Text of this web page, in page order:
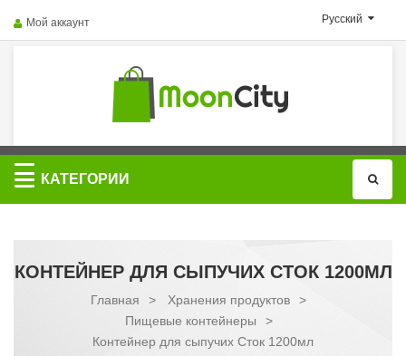
Русский
Мой аккаунт
Категории
КАТЕГОРИИ
КОНТЕЙНЕР ДЛЯ СЫПУЧИХ СТОК 1200МЛ
Главная > Хранения продуктов
>
Пищевые контейнеры
>
Контейнер для сыпучих Сток 1200мл